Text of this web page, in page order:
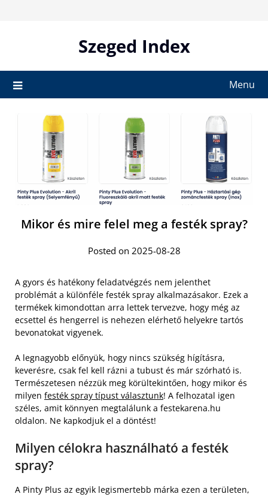
Szeged Index
Menu
Mikor és mire felel meg a festék spray?
Posted on 2025-08-28
A gyors és hatékony feladatvégzés nem jelenthet
problémát a különféle festék spray alkalmazásakor. Ezek a
termékek kimondottan arra lettek tervezve, hogy még az
ecsettel és hengerrel is nehezen elérhető helyekre tartós
bevonatokat vigyenek.
A legnagyobb előnyük, hogy nincs szükség hígításra,
keverésre, csak fel kell rázni a tubust és már szórható is.
Természetesen nézzük meg körültekintően, hogy mikor és
milyen festék spray típust választunk! A felhozatal igen
széles, amit könnyen megtalálunk a festekarena.hu
oldalon. Ne kapkodjuk el a döntést!
Milyen célokra használható a festék
spray?
A Pinty Plus az egyik legismertebb márka ezen a területen,